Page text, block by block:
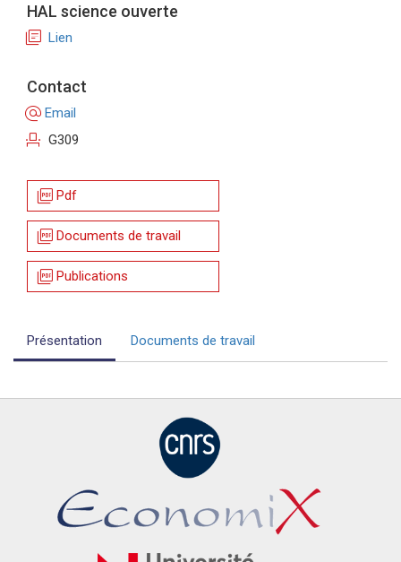
HAL science ouverte
library_books Lien
Contact
alternate_email Email
event_seat G309
picture_as_pdf Pdf
picture_as_pdf Documents de travail
picture_as_pdf Publications
Présentation Documents de travail